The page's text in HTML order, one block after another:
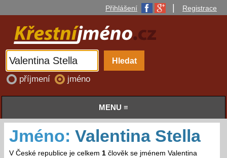
Přihlášení Registrace
příjmení jméno
MENU ≡
Jméno: Valentina Stella
V České republice je celkem 1člověk se jménem Valentina